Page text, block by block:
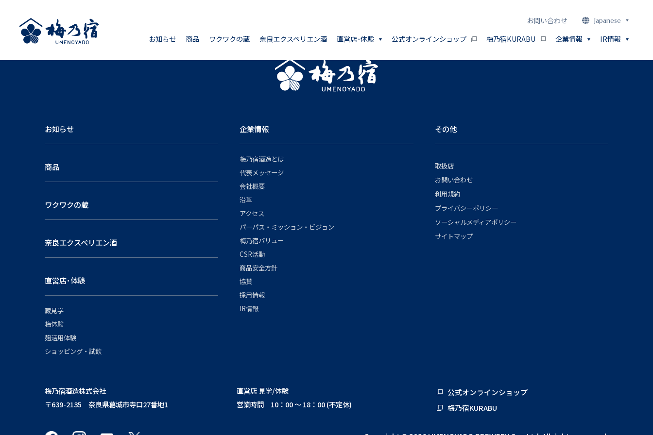
お問い合わせ Japanese
お知らせ 商品 ワクワクの蔵 奈良エクスペリエン酒 直営店･体験 公式オンラインショップ 梅乃宿KURABU 企業情報 IR情報
お知らせ
商品
ワクワクの蔵
奈良エクスペリエン酒
直営店･体験
蔵見学
梅体験
麹活用体験
ショッピング・試飲
企業情報
梅乃宿酒造とは
代表メッセージ
会社概要
沿革
アクセス
パーパス・ミッション・ビジョン
梅乃宿バリュー
CSR活動
商品安全方針
協賛
採用情報
IR情報
その他
取扱店
お問い合わせ
利用規約
プライバシーポリシー
ソーシャルメディアポリシー
サイトマップ
梅乃宿酒造株式会社
〒639-2135 奈良県葛城市寺口27番地1
直営店 見学/体験
営業時間 10：00 ～ 18：00 (不定休)
公式オンラインショップ
梅乃宿KURABU